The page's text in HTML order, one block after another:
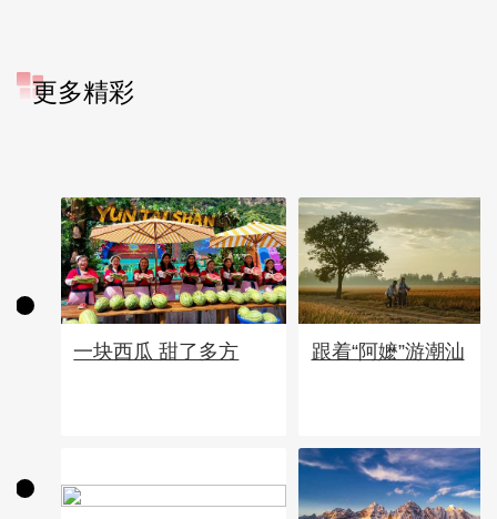
更多精彩
一块西瓜 甜了多方 跟着“阿嬷”游潮汕